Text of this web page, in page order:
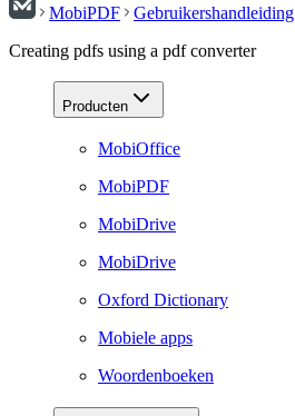
MobiPDF
Gebruikershandleiding
Creating pdfs using a pdf converter
Producten
MobiOffice
MobiPDF
MobiDrive
MobiDrive
Oxford Dictionary
Mobiele apps
Woordenboeken